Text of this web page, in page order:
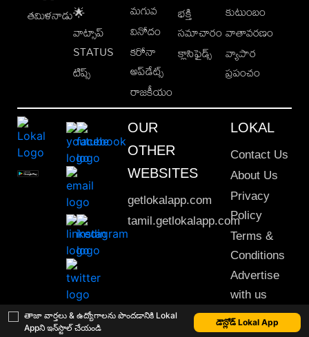
తాజా వార్తలు & ఉద్యోగాలను పొందడానికి Lokal
Appని ఇన్‌స్టాల్ చేయండి
డౌన్లోడ్ Lokal App
తమిళనాడు🌟
వాట్సాప్
STATUS
టిప్స్
మగువ
వినోదం
కరోనా
అప్‌డేట్స్
రాజకీయం
భక్తి
సమాచారం
క్లాసిఫైడ్స్
కుటుంబం
వాతావరణం
వ్యాపార
ప్రపంచం
OUR
OTHER
WEBSITES
getlokalapp.com
tamil.getlokalapp.com
LOKAL
Contact Us
About Us
Privacy
Policy
Terms &
Conditions
Advertise
with us
Sitemap
This material may not be published, transmitted, rewritten or redistributed. © 2020 Lokal App. All rights reserved.